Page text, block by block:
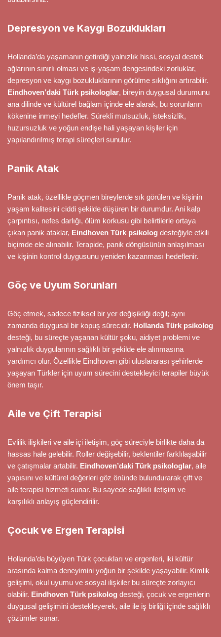
Depresyon ve Kaygı Bozuklukları
Hollanda’da yaşamanın getirdiği yalnızlık hissi, sosyal destek
ağlarının sınırlı olması ve iş-yaşam dengesindeki zorluklar,
depresyon ve kaygı bozukluklarının görülme sıklığını artırabilir.
Eindhoven’daki Türk psikologlar, bireyin duygusal durumunu
ana dilinde ve kültürel bağlam içinde ele alarak, bu sorunların
kökenine inmeyi hedefler. Sürekli mutsuzluk, isteksizlik,
huzursuzluk ve yoğun endişe hali yaşayan kişiler için
yapılandırılmış terapi süreçleri sunulur.
Panik Atak
Panik atak, özellikle göçmen bireylerde sık görülen ve kişinin
yaşam kalitesini ciddi şekilde düşüren bir durumdur. Ani kalp
çarpıntısı, nefes darlığı, ölüm korkusu gibi belirtilerle ortaya
çıkan panik ataklar, Eindhoven Türk psikolog desteğiyle etkili
biçimde ele alınabilir. Terapide, panik döngüsünün anlaşılması
ve kişinin kontrol duygusunu yeniden kazanması hedeflenir.
Göç ve Uyum Sorunları
Göç etmek, sadece fiziksel bir yer değişikliği değil; aynı
zamanda duygusal bir kopuş sürecidir. Hollanda Türk psikolog
desteği, bu süreçte yaşanan kültür şoku, aidiyet problemi ve
yalnızlık duygularının sağlıklı bir şekilde ele alınmasına
yardımcı olur. Özellikle Eindhoven gibi uluslararası şehirlerde
yaşayan Türkler için uyum sürecini destekleyici terapiler büyük
önem taşır.
Aile ve Çift Terapisi
Evlilik ilişkileri ve aile içi iletişim, göç süreciyle birlikte daha da
hassas hale gelebilir. Roller değişebilir, beklentiler farklılaşabilir
ve çatışmalar artabilir. Eindhoven’daki Türk psikologlar, aile
yapısını ve kültürel değerleri göz önünde bulundurarak çift ve
aile terapisi hizmeti sunar. Bu sayede sağlıklı iletişim ve
karşılıklı anlayış güçlendirilir.
Çocuk ve Ergen Terapisi
Hollanda’da büyüyen Türk çocukları ve ergenleri, iki kültür
arasında kalma deneyimini yoğun bir şekilde yaşayabilir. Kimlik
gelişimi, okul uyumu ve sosyal ilişkiler bu süreçte zorlayıcı
olabilir. Eindhoven Türk psikolog desteği, çocuk ve ergenlerin
duygusal gelişimini destekleyerek, aile ile iş birliği içinde sağlıklı
çözümler sunar.